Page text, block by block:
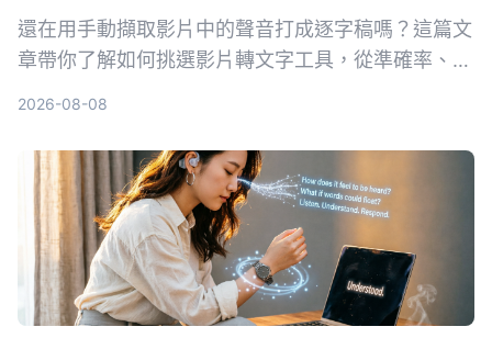
還在用手動擷取影片中的聲音打成逐字稿嗎？這篇文
章帶你了解如何挑選影片轉文字工具，從準確率、AI
2026-08-08